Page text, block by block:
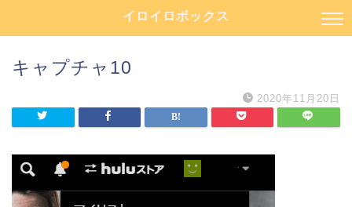
イロイロボックス
キャプチャ10
2020年11月20日